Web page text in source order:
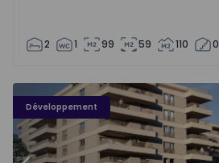
2 1 99 59 110 0
Développement
PLENO JARDIM - 3